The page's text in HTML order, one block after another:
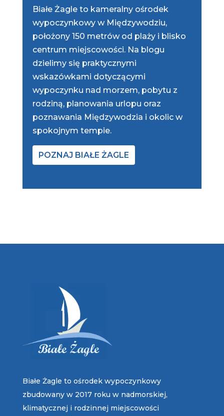
Białe Żagle to kameralny ośrodek
wypoczynkowy w Międzywodziu,
położony 150 metrów od plaży i blisko
centrum miejscowości. Na blogu
dzielimy się praktycznymi
wskazówkami dotyczącymi
wypoczynku nad morzem, pobytu z
rodziną, planowania urlopu oraz
poznawania Międzywodzia i okolic w
spokojnym tempie.
POZNAJ BIAŁE ŻAGLE
Białe Żagle to ośrodek wypoczynkowy
zbudowany w 2017 roku w nadmorskiej,
klimatycznej i rodzinnej miejscowości